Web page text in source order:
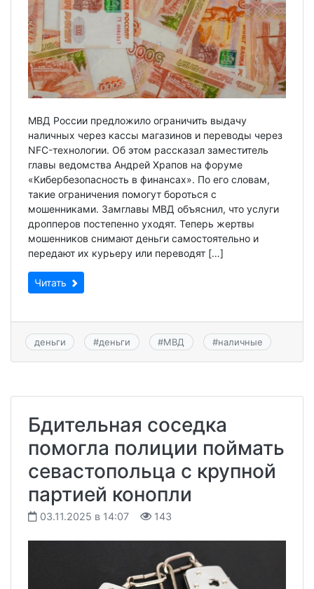
МВД России предложило ограничить выдачу
наличных через кассы магазинов и переводы через
NFC-технологии. Об этом рассказал заместитель
главы ведомства Андрей Храпов на форуме
«Кибербезопасность в финансах». По его словам,
такие ограничения помогут бороться с
мошенниками. Замглавы МВД объяснил, что услуги
дропперов постепенно уходят. Теперь жертвы
мошенников снимают деньги самостоятельно и
передают их курьеру или переводят […]
Читать
деньги #деньги #МВД #наличные
Бдительная соседка
помогла полиции поймать
севастопольца с крупной
партией конопли
03.11.2025 в 14:07 143